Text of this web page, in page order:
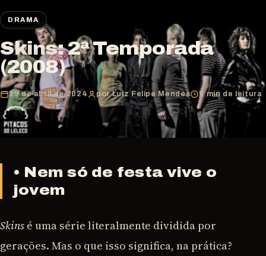
DRAMA
Skins: 2ª Temporada
(2008)
29 de abril de 2024 por Luiz Felipe Mendes 9 min de leitura
• Nem só de festa vive o
jovem
Skins é uma série literalmente dividida por
gerações. Mas o que isso significa, na prática?